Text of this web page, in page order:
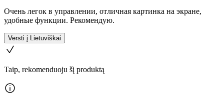
Очень легок в управлении, отличная картинка на экране,
удобные функции. Рекомендую.
Versti į Lietuviškai
Taip, rekomenduoju šį produktą